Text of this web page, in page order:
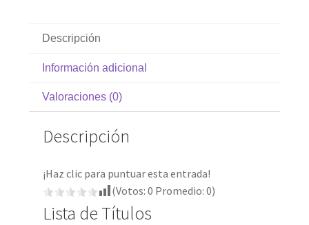
Descripción
Información adicional
Valoraciones (0)
Descripción
¡Haz clic para puntuar esta entrada!
(Votos: 0 Promedio: 0)
Lista de Títulos